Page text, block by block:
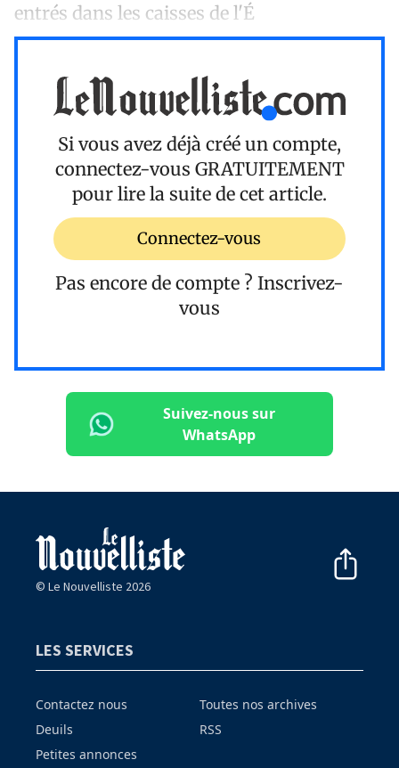
entrés dans les caisses de l'É
Si vous avez déjà créé un compte,
connectez-vous GRATUITEMENT
pour lire la suite de cet article.
Connectez-vous
Pas encore de compte ? Inscrivez-
vous
Suivez-nous sur
WhatsApp
© Le Nouvelliste 2026
LES SERVICES
Contactez nous
Deuils
Petites annonces
Toutes nos archives
RSS